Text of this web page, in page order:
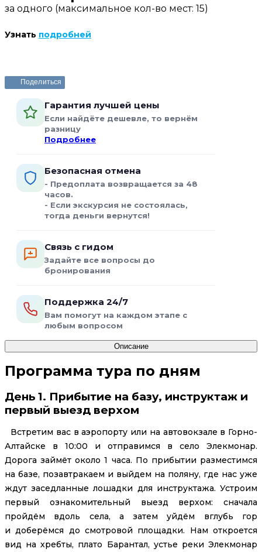
трёхразовое питание, проживание и все
за одного (максимальное кол-во мест: 15)
Узнать подробней
Поделиться
Гарантия лучшей цены
Если найдёте дешевле, то вернём
разницу
Подробнее
Безопасная отмена
- Предоплата возвращается за 48
часов.
- Если экскурсия не состоялась,
тогда деньги вернутся!
Связь с гидом
Задайте все вопросы до
бронирования
Поддержка 24/7
Вам помогут на каждом этапе с
любым вопросом
Описание
Программа тура по дням
День 1. Прибытие на базу, инструктаж и
первый выезд верхом
Встретим вас в аэропорту или на автовокзале в Горно-
Алтайске в 10:00 и отправимся в село Элекмонар.
Дорога займёт около 1 часа. По прибытии разместимся
на базе, позавтракаем и выйдем на поляну, где нас уже
ждут заседланные лошадки для инструктажа. Устроим
первый ознакомительный выезд верхом: сначала
пройдём вдоль села, а затем уйдём вглубь гор
и доберёмся до смотровой площадки. Нам откроется
вид на хребты, плато Барантал, устье реки Элекмонар